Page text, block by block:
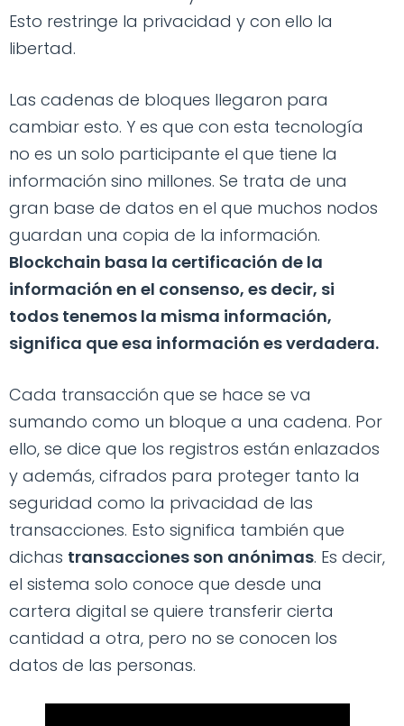
Esto restringe la privacidad y con ello la
libertad.
Las cadenas de bloques llegaron para
cambiar esto. Y es que con esta tecnología
no es un solo participante el que tiene la
información sino millones. Se trata de una
gran base de datos en el que muchos nodos
guardan una copia de la información.
Blockchain basa la certificación de la
información en el consenso, es decir, si
todos tenemos la misma información,
significa que esa información es verdadera.
Cada transacción que se hace se va
sumando como un bloque a una cadena. Por
ello, se dice que los registros están enlazados
y además, cifrados para proteger tanto la
seguridad como la privacidad de las
transacciones. Esto significa también que
dichas transacciones son anónimas. Es decir,
el sistema solo conoce que desde una
cartera digital se quiere transferir cierta
cantidad a otra, pero no se conocen los
datos de las personas.